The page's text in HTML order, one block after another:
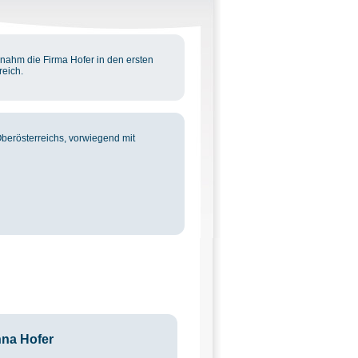
die Firma Hofer in den ersten
vorwiegend mit
Hofer